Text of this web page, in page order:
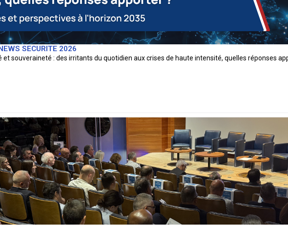
SECURITE 2026
et souveraineté : des irritants du quotidien aux crises de haute intensité, quelles réponses